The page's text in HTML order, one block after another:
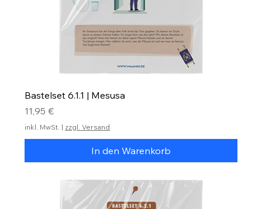
Bastelset 6.1.1 | Mesusa
Preis
11,95 €
inkl. MwSt. | zzgl. Versand
In den Warenkorb